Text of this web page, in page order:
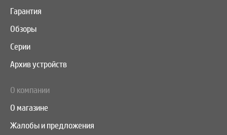
Гарантия
Обзоры
Серии
Архив устройств
О компании
О магазине
Жалобы и предложения